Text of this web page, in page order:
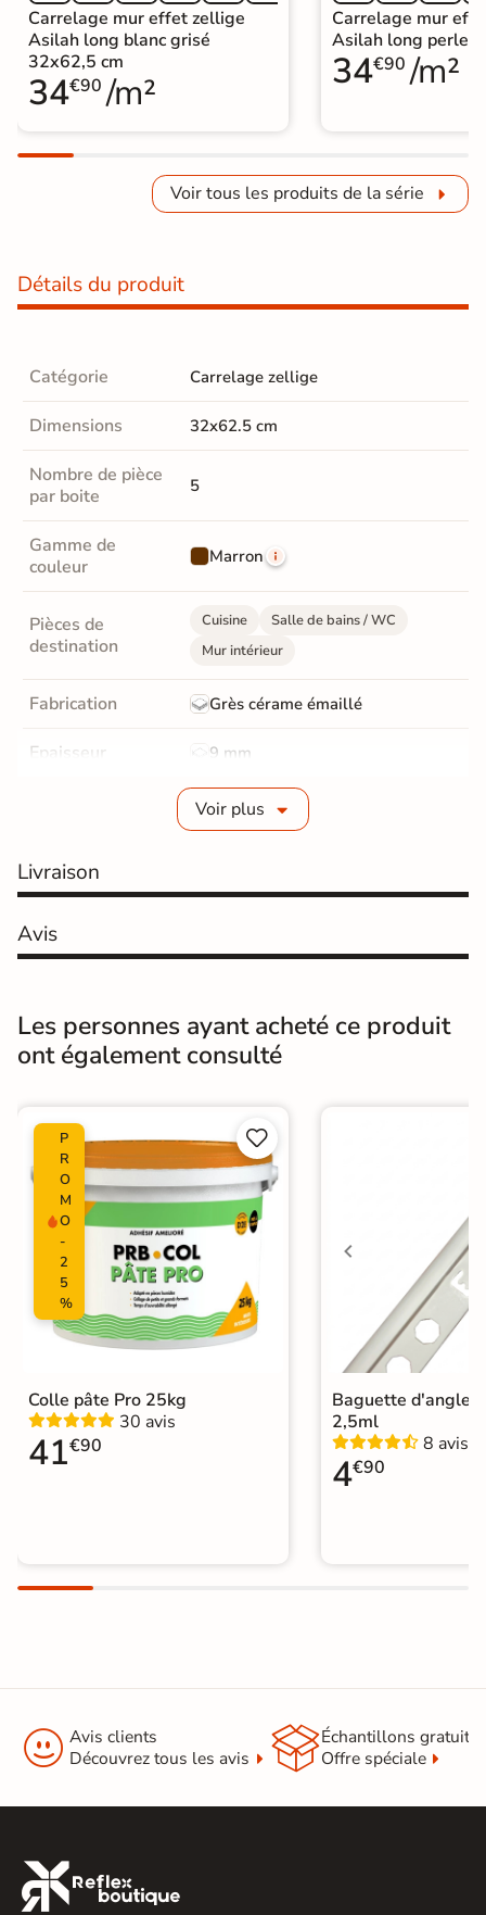
Carrelage mur effet zellige
Asilah long blanc grisé
32x62,5 cm
34€90 /m²
Carrelage mur
Asilah long perle
34€90 /m²
Voir tous les produits de la série
Détails du produit
Catégorie Carrelage zellige
Dimensions 32x62.5 cm
Nombre de pièce
par boite
5
Gamme de
couleur
Marron
Pièces de
destination
Cuisine
Salle de bains / WC
Mur intérieur
Fabrication Grès cérame émaillé
Epaisseur 9 mm
Non-rectifié
Surface Structurée
Résistant au Gel Oui
Conditionnement Boite
Pose Coller
Support Placo, tout type de support mural
Normes Certification CE
Origine Espagne
Zellige|Carrelage 30x60 cm |
Voir plus
Livraison
Avis
Les personnes ayant acheté ce produit
ont également consulté
P
R
O
M
O
-
2
5
%


Colle pâte Pro 25kg
30 avis
41€90
Baguette d'angle
2,5ml
8 avis
4€90
 Avis clients
Découvrez tous les avis
Échantillons gratuit
Offre spéciale
